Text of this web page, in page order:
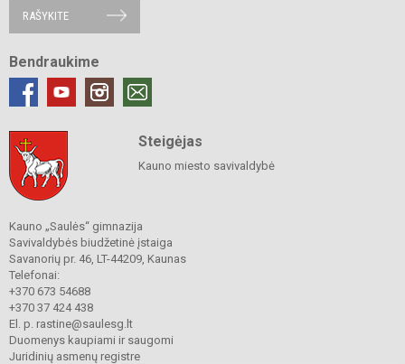
RAŠYKITE
Bendraukime
Steigėjas
Kauno miesto savivaldybė
Kauno „Saulės“ gimnazija
Savivaldybės biudžetinė įstaiga
Savanorių pr. 46, LT-44209, Kaunas
Telefonai:
+370 673 54688
+370 37 424 438
El. p. rastine@saulesg.lt
Duomenys kaupiami ir saugomi
Juridinių asmenų registre